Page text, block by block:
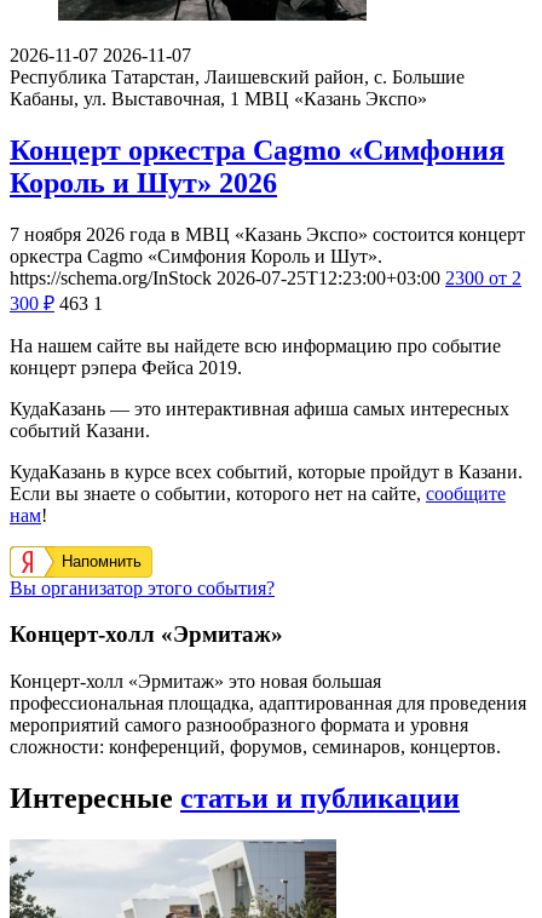
2026-11-07 2026-11-07
Республика Татарстан, Лаишевский район, с. Большие
Кабаны, ул. Выставочная, 1 МВЦ «Казань Экспо»
Концерт оркестра Cagmo «Симфония
Король и Шут» 2026
7 ноября 2026 года в МВЦ «Казань Экспо» состоится концерт
оркестра Cagmo «Симфония Король и Шут».
https://schema.org/InStock 2026-07-25T12:23:00+03:00 2300 от 2
300 ₽ 463 1
На нашем сайте вы найдете всю информацию про событие
концерт рэпера Фейса 2019.
КудаКазань — это интерактивная афиша самых интересных
событий Казани.
КудаКазань в курсе всех событий, которые пройдут в Казани.
Если вы знаете о событии, которого нет на сайте, сообщите
нам!
Напомнить
Вы организатор этого события?
Концерт-холл «Эрмитаж»
Концерт-холл «Эрмитаж» это новая большая
профессиональная площадка, адаптированная для проведения
мероприятий самого разнообразного формата и уровня
сложности: конференций, форумов, семинаров, концертов.
Интересные статьи и публикации